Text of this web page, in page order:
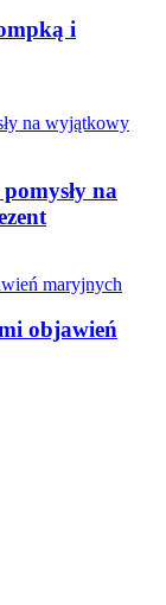
i
na
objawień